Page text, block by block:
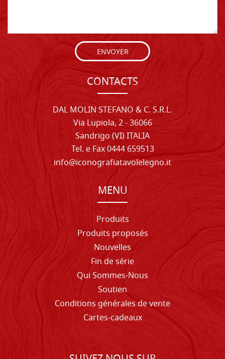
ENVOYER
CONTACTS
DAL MOLIN STEFANO & C. S.R.L.
Via Lupiola, 2 - 36066
Sandrigo (VI) ITALIA
Tel. e Fax 0444 659513
info@iconografiatavolelegno.it
MENU
Produits
Produits proposés
Nouvelles
Fin de série
Qui Sommes-Nous
Soutien
Conditions générales de vente
Cartes-cadeaux